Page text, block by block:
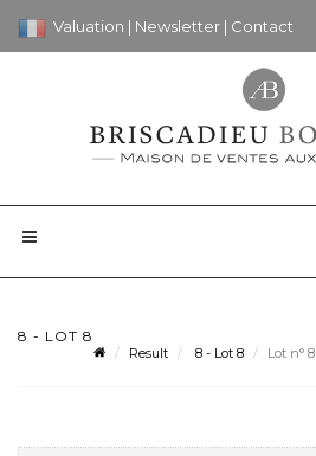
Valuation | Newsletter | Contact
8 - LOT 8
Result 8 - Lot 8 Lot n° 8